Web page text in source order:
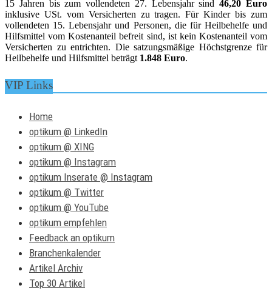
15 Jahren bis zum vollendeten 27. Lebensjahr sind46,20 Euro
inklusive USt. vom Versicherten zu tragen. Für Kinder bis zum
vollendeten 15. Lebensjahr und Personen, die für Heilbehelfe und
Hilfsmittel vom Kostenanteil befreit sind, ist kein Kostenanteil vom
Versicherten zu entrichten. Die satzungsmäßige Höchstgrenze für
Heilbehelfe und Hilfsmittel beträgt 1.848 Euro.
VIP Links
Home
optikum @ LinkedIn
optikum @ XING
optikum @ Instagram
optikum Inserate @ Instagram
optikum @ Twitter
optikum @ YouTube
optikum empfehlen
Feedback an optikum
Branchenkalender
Artikel Archiv
Top 30 Artikel